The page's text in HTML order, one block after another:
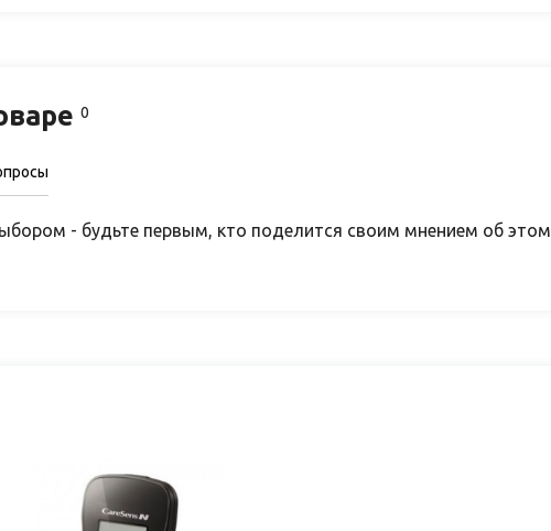
0
- будьте первым, кто поделится своим мнением об этом